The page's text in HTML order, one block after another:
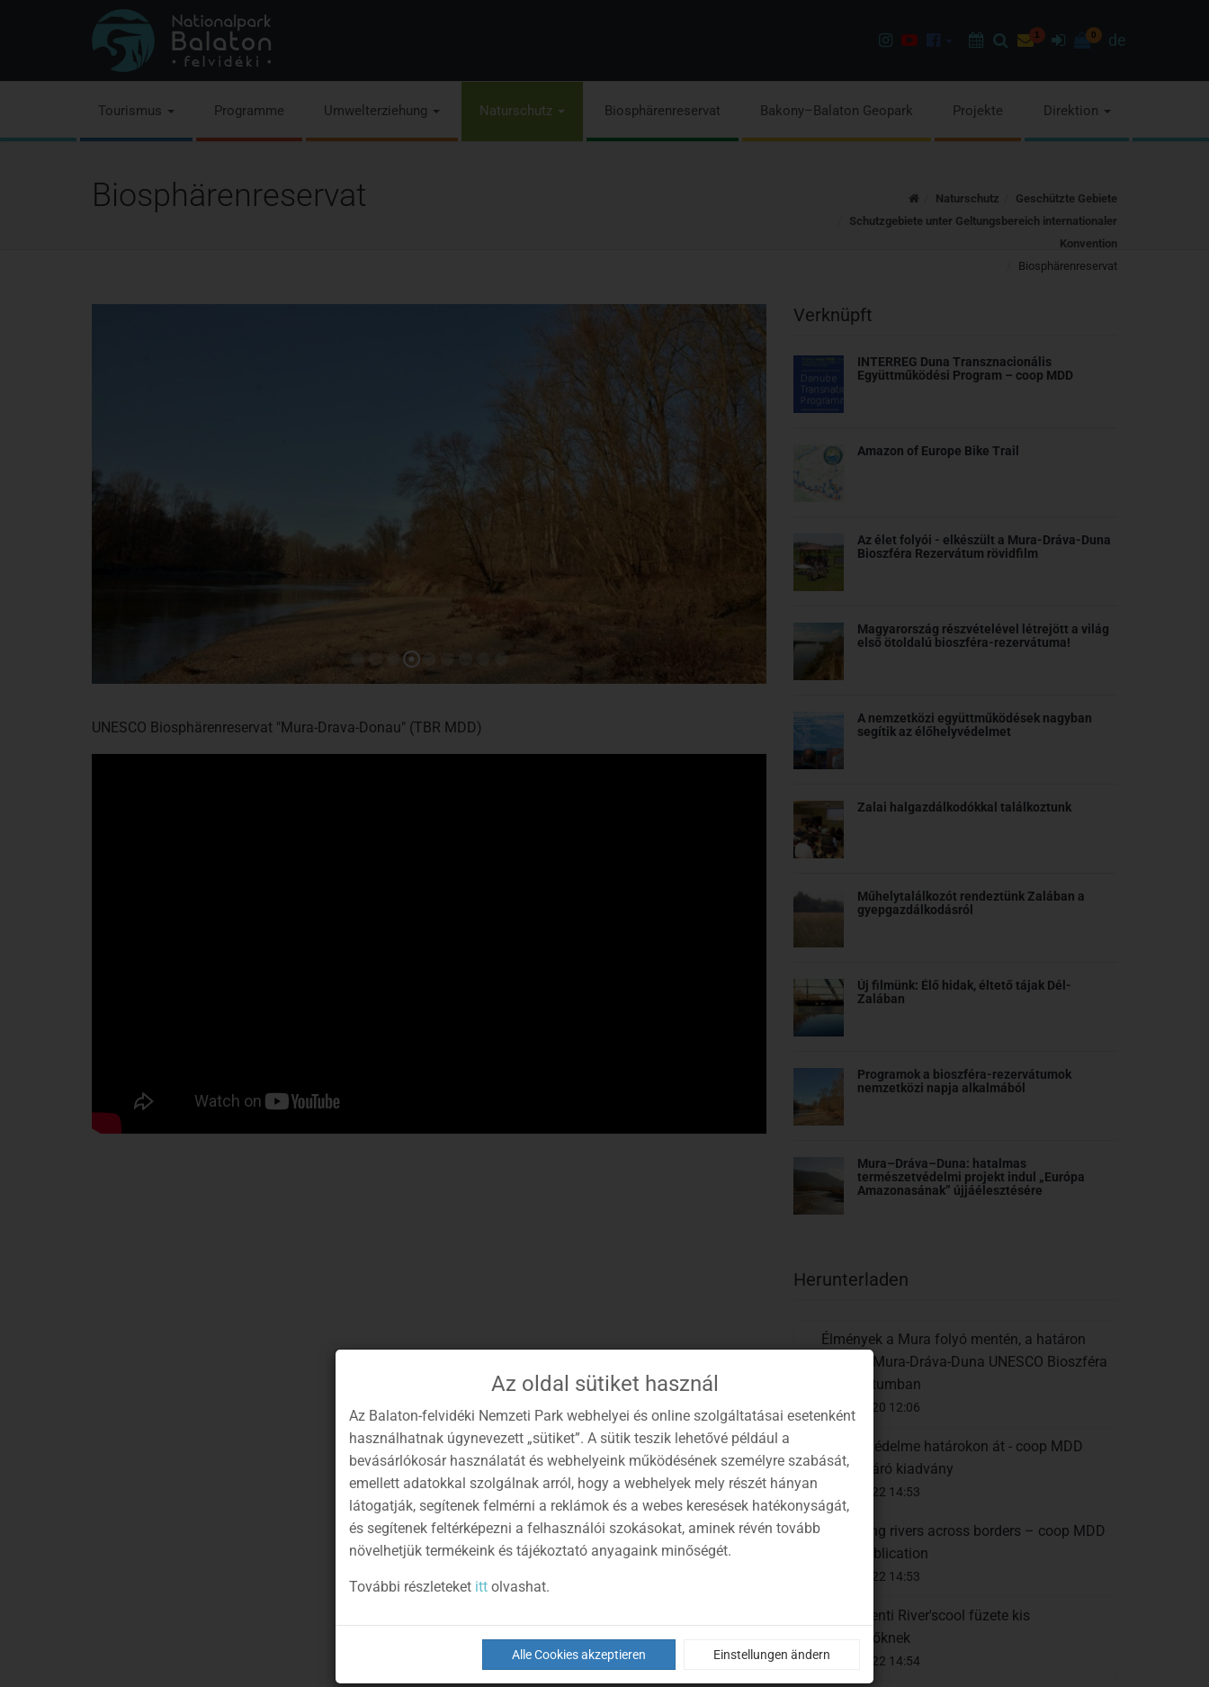
Instagram
YoutubeFacebookProgramok
Suchen
Newsletter
1 Anmelden
0 de
Tourismus Programme Umwelterziehung Naturschutz Biosphärenreservat Bakony–Balaton Geopark Projekte Direktion
Biosphärenreservat HomeNaturschutz
Geschützte Gebiete
Schutzgebiete unter Geltungsbereich internationaler
Konvention
Biosphärenreservat
UNESCO Biosphärenreservat "Mura-Drava-Donau" (TBR MDD)
Verknüpft
INTERREG Duna Transznacionális
Együttműködési Program – coop MDD
Amazon of Europe Bike Trail
Az élet folyói - elkészült a Mura-Dráva-Duna
Bioszféra Rezervátum rövidfilm
Magyarország részvételével létrejött a világ
első ötoldalú bioszféra-rezervátuma!
A nemzetközi együttműködések nagyban
segítik az élőhelyvédelmet
Zalai halgazdálkodókkal találkoztunk
Műhelytalálkozót rendeztünk Zalában a
gyepgazdálkodásról
Új filmünk: Élő hidak, éltető tájak Dél-
Zalában
Programok a bioszféra-rezervátumok
nemzetközi napja alkalmából
Mura–Dráva–Duna: hatalmas
természetvédelmi projekt indul „Európa
Amazonasának” újjáélesztésére
Herunterladen
Élmények a Mura folyó mentén, a határon
átnyúló Mura-Dráva-Duna UNESCO Bioszféra
Rezervátumban
04.06.2020 12:06
Folyók védelme határokon át - coop MDD
projektzáró kiadvány
11.01.2022 14:53
Protecting rivers across borders – coop MDD
Final Publication
11.01.2022 14:53
Mura-menti River'scool füzete kis
felfedezőknek
11.01.2022 14:54
Az oldal sütiket használ
Az Balaton-felvidéki Nemzeti Park webhelyei és online szolgáltatásai esetenként
használhatnak úgynevezett „sütiket”. A sütik teszik lehetővé például a
bevásárlókosár használatát és webhelyeink működésének személyre szabását,
emellett adatokkal szolgálnak arról, hogy a webhelyek mely részét hányan
látogatják, segítenek felmérni a reklámok és a webes keresések hatékonyságát,
és segítenek feltérképezni a felhasználói szokásokat, aminek révén tovább
növelhetjük termékeink és tájékoztató anyagaink minőségét.
További részleteket itt olvashat.
Alle Cookies akzeptieren Einstellungen ändern